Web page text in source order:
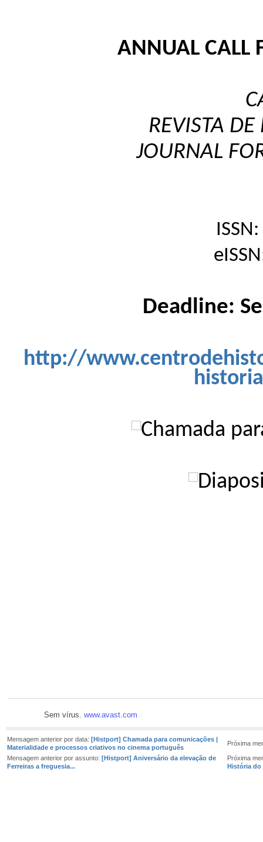
ANNUAL CALL
REVISTA
JOURNAL
Deadline:
http://
Sem vírus. www.avast.com
Mensagem anterior por data: [Histport] Chamada para comunicações |
Materialidade e processos criativos no cinema português
Próxima
Mensagem anterior por assunto: [Histport] Aniversário da elevação de
Ferreiras a freguesia...
Próxima
História do